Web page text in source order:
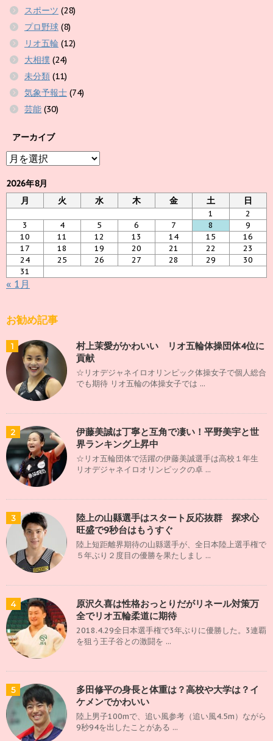
スポーツ (28)
プロ野球 (8)
リオ五輪 (12)
大相撲 (24)
未分類 (11)
気象予報士 (74)
芸能 (30)
アーカイブ
ア
ー
カ
イ
ブ
2026年8月
月
火 水 木 金 土 日
1
2
3
4 5 6 7 8
9
10
11 12 13 14 15
16
17
18 19 20 21 22
23
24
25 26 27 28 29
30
31
« 1月
お勧め記事
1
村上茉愛がかわいい リオ五輪体操団体4位に
貢献
☆リオデジャネイロオリンピック体操女子で個人総合
でも期待 リオ五輪の体操女子では ...
2
伊藤美誠は丁寧と互角で凄い！平野美宇と世
界ランキング上昇中
☆リオ五輪団体で活躍の伊藤美誠選手は高校１年生
リオデジャネイロオリンピックの卓 ...
3
陸上の山縣選手はスタート反応抜群 探求心
旺盛で9秒台はもうすぐ
陸上短距離界期待の山縣選手が、全日本陸上選手権で
５年ぶり２度目の優勝を果たしまし ...
4
原沢久喜は性格おっとりだがリネール対策万
全でリオ五輪柔道に期待
2018.4.29全日本選手権で3年ぶりに優勝した。3連覇
を狙う王子谷との激闘を ...
5
多田修平の身長と体重は？高校や大学は？イ
ケメンでかわいい
陸上男子100mで、追い風参考（追い風4.5m）ながら
9秒94を出したことがある ...